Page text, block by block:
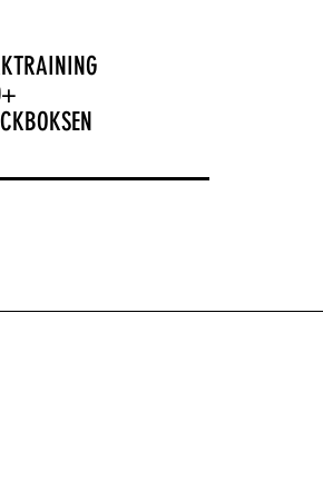
KBOKSEN